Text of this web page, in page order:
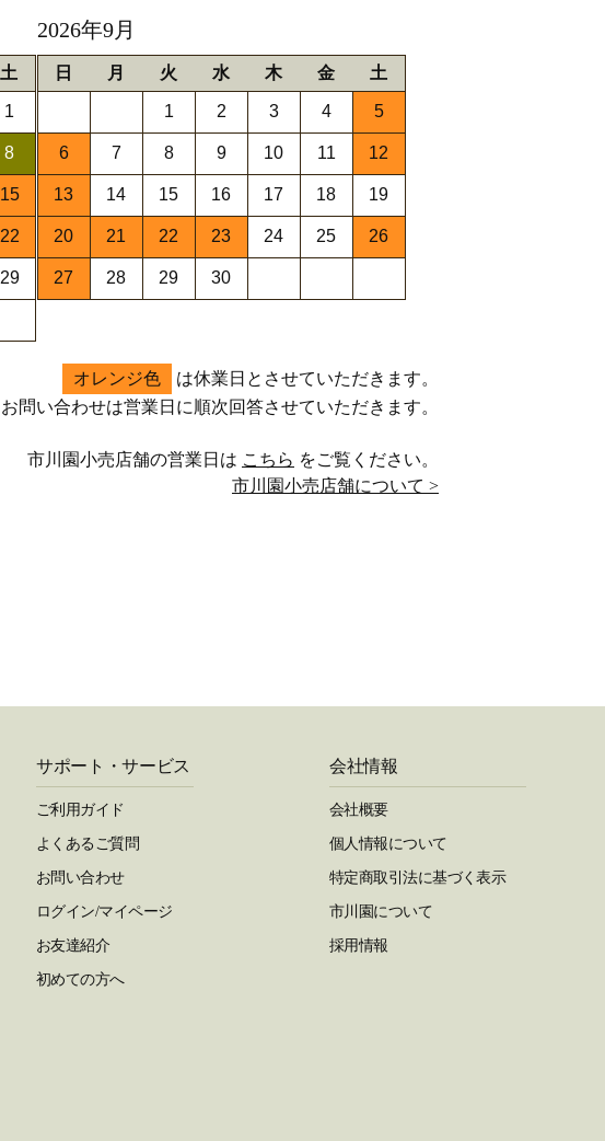
土
1
8
15
22
29
2026年9月
日 月 火 水 木 金 土
1 2 3 4 5
6 7 8 9 10 11 12
13 14 15 16 17 18 19
20 21 22 23 24 25 26
27 28 29 30
オレンジ色
は休業日とさせていただきます。
お問い合わせは営業日に順次回答させていただきます。
市川園小売店舗の営業日は こちら をご覧ください。
市川園小売店舗について >
サポート・サービス
ご利用ガイド
よくあるご質問
お問い合わせ
ログイン/マイページ
お友達紹介
初めての方へ
会社情報
会社概要
個人情報について
特定商取引法に基づく表示
市川園について
採用情報